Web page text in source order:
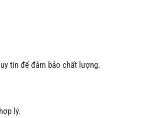
tín để đảm bảo chất lượng.
lý.